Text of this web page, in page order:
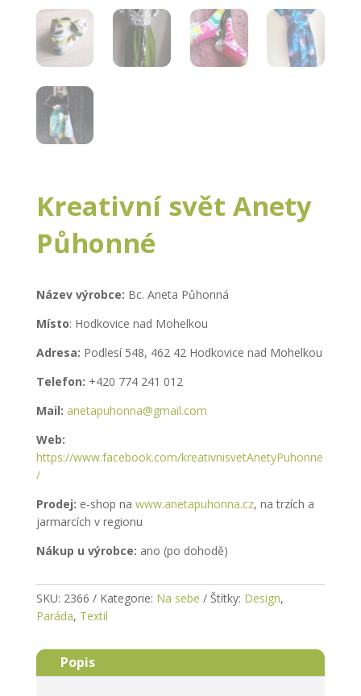
Kreativní svět Anety
Půhonné
Název výrobce: Bc. Aneta Půhonná
Místo: Hodkovice nad Mohelkou
Adresa: Podlesí 548, 462 42 Hodkovice nad Mohelkou
Telefon: +420 774 241 012
Mail: anetapuhonna@gmail.com
Web:
https://www.facebook.com/kreativnisvetAnetyPuhonne
/
Prodej: e-shop na www.anetapuhonna.cz, na trzích a
jarmarcích v regionu
Nákup u výrobce: ano (po dohodě)
SKU: 2366 Kategorie: Na sebe Štítky: Design,
Paráda, Textil
Popis